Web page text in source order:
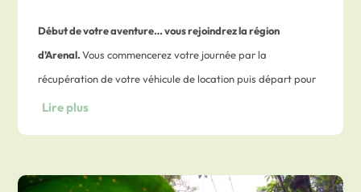
Début de votre aventure… vous rejoindrez la région
d’Arenal.Vous commencerez votre journée par la
récupération de votre véhicule de location puis départ pour
rejoindre la région de
En fin de journée vous profiterez d’un moment de détente
Lire plus